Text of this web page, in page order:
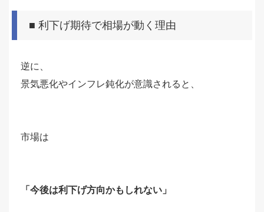
■ 利下げ期待で相場が動く理由
逆に、
景気悪化やインフレ鈍化が意識されると、
市場は
「今後は利下げ方向かもしれない」